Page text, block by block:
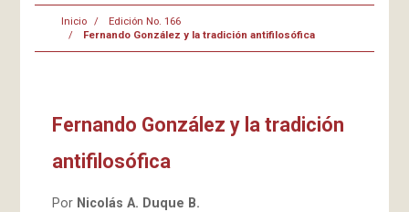
Inicio
Edición No. 166
Fernando González y la tradición antifilosófica
Fernando González y la tradición
antifilosófica
Por Nicolás A. Duque B.